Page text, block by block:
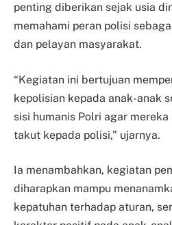
penting diberikan sejak usia
memahami peran polisi
dan pelayan masyarakat.
“Kegiatan ini bertujuan
kepolisian kepada anak-anak
sisi humanis Polri agar
takut kepada polisi,” ujarnya.
Ia menambahkan, kegiatan
diharapkan mampu
kepatuhan terhadap aturan,